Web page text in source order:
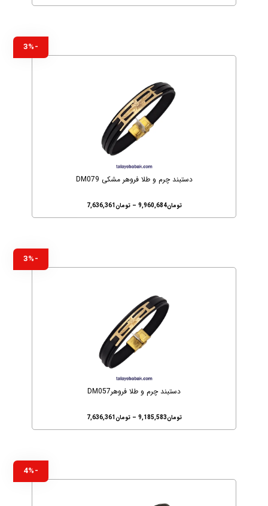
-3%
دستبند چرم و طلا فروهر مشکی DM079
تومان9,960,684
– تومان7,636,361
-3%
دستبند چرم و طلا فروهرDM057
تومان9,185,583
– تومان7,636,361
-4%